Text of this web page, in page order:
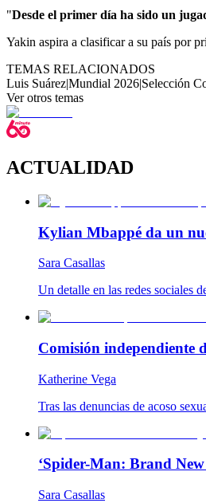
"Desde el primer día ha sido un
Yakin aspira a clasificar a su país por
TEMAS RELACIONADOS
Luis Suárez|Mundial 2026|Selección
Ver otros temas
ACTUALIDAD
Kylian Mbappé da un
Sara Casallas
Un detalle en las redes sociales
Comisión independiente
Katherine Vega
Tras las denuncias de acoso
‘Spider-Man: Brand
Sara Casallas